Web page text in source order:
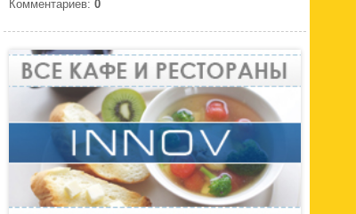
Комментариев: 0